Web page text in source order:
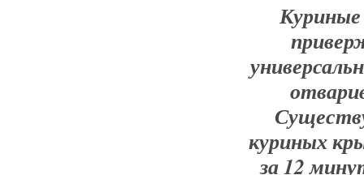
куриных
за 12